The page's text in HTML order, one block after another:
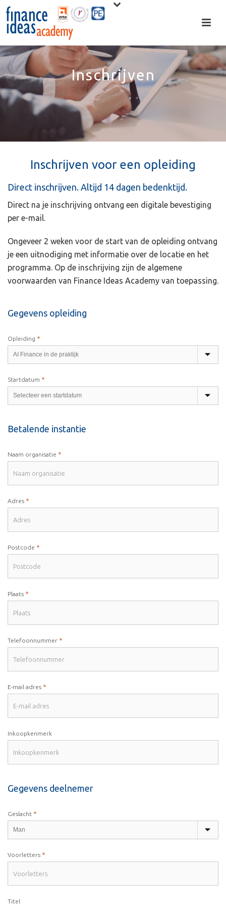
Inschrijven
Inschrijven voor een opleiding
Direct inschrijven. Altijd 14 dagen bedenktijd.
Direct na je inschrijving ontvang een digitale bevestiging
per e-mail.
Ongeveer 2 weken voor de start van de opleiding ontvang
je een uitnodiging met informatie over de locatie en het
programma. Op de inschrijving zijn de algemene
voorwaarden van Finance Ideas Academy van toepassing.
Gegevens opleiding
Opleiding *
Startdatum *
Betalende instantie
Naam organisatie *
Adres *
Postcode *
Plaats *
Telefoonnummer *
E-mail adres *
Inkoopkenmerk
Gegevens deelnemer
Geslacht *
Voorletters *
Titel